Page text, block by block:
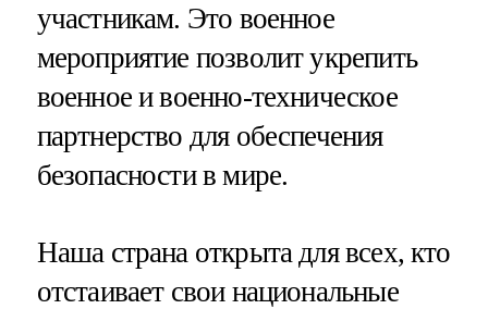
участникам. Это военное
мероприятие позволит укрепить
военное и военно-техническое
партнерство для обеспечения
безопасности в мире.
Наша страна открыта для всех, кто
отстаивает свои национальные